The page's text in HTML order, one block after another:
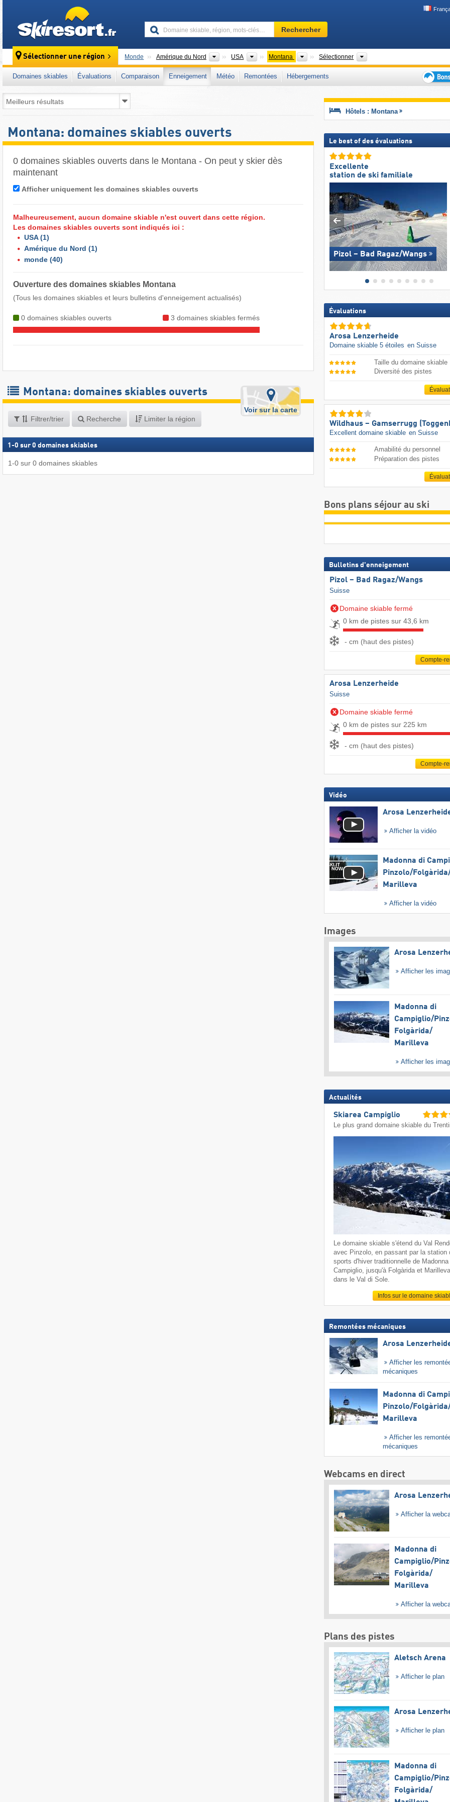
Domaine
skiable,
mots-
clés…
Rechercher
Sélectionner une région Monde Amérique du Nord Continents
USA PaysMontana ÉtatsSélectionner
Domaines skiables Évaluations Comparaison Enneigement Météo Remontées
Hébergements
plans
Montana: domaines skiables ouverts
0 domaines skiables ouverts dans le Montana - On peut y skier dès
maintenant
Afficher uniquement les domaines skiables ouverts
Malheureusement, aucun domaine skiable n'est ouvert dans cette région.
Les domaines skiables ouverts sont indiqués ici :
USA(1)
Amérique du Nord (1)
monde (40)
Ouverture des domaines skiables Montana
(Tous les domaines skiables et leurs bulletins d'enneigement actualisés)
0 domaines skiables ouverts 3 domaines skiables fermés
Montana: domaines skiables ouverts
Filtrer/trier Recherche Limiter la région
Voir sur la carte
1 -0 sur0 domaines skiables
1-0 sur 0 domaines skiables
Hôtels : Montana
Le best of des évaluations
Excellente
station de ski familiale
Pizol – Bad Ragaz/​Wangs
Évaluations
Arosa Lenzerheide
Domaine skiable 5 étoiles en Suisse
Taille du domaine skiable
Diversité des pistes
Wildhaus – Gamserrugg
Excellent domaine skiable en Suisse
Amabilité du personnel
Préparation des pistes
Bons plans séjour au ski
Bulletins d'enneigement
Pizol – Bad Ragaz/​Wangs
Suisse
Domaine skiable fermé
0 km de pistes sur 43,6 km
- cm (haut des pistes)
Compte-
Arosa Lenzerheide
Suisse
Domaine skiable fermé
0 km de pistes sur 225 km
- cm (haut des pistes)
Compte-
Vidéo
Arosa
Afficher la vidéo
Madonna di
Pinzolo/​
Marilleva
Afficher la vidéo
Images
Arosa
Afficher les
Madonna di
Campiglio/​
Folgàrida/​
Marilleva
Afficher les
Actualités
Skiarea Campiglio
Le plus grand domaine skiable du
Le domaine skiable s'étend du Val
avec Pinzolo, en passant par la station
sports d'hiver traditionnelle de Madonna
Campiglio, jusqu'à Folgàrida et
dans le Val di Sole.
Infos sur le domaine
Remontées mécaniques
Arosa
Afficher les
mécaniques
Madonna di
Pinzolo/​
Marilleva
Afficher les
mécaniques
Webcams en direct
Arosa
Afficher la
Madonna di
Campiglio/​
Folgàrida/​
Marilleva
Afficher la
Plans des pistes
Aletsch Arena
Afficher le plan
Arosa
Afficher le plan
Madonna di
Campiglio/​
Folgàrida/​